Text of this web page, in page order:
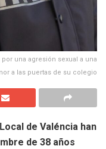
una agresión sexual a una
a las puertas de su colegio
de Valéncia han
de 38 años